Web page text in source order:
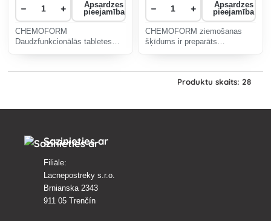
− +
Apsardzes
pieejamība
CHEMOFORM
Daudzfunkcionālās tabletes
baseina ūdens uzturēšanai.
− +
Apsardzes
pieejamība
CHEMOFORM ziemošanas
šķīdums ir preparāts
Produktu skaits: 28
Sazinieties ar
Filiāle:
Lacnepostreky s.r.o.
Brnianska 2343
911 05 Trenčín